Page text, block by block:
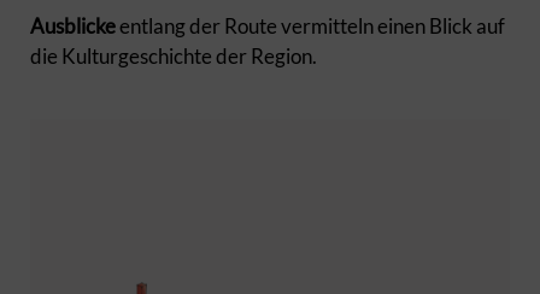
Ausblickeentlang der Route vermitteln einen Blick auf
die Kulturgeschichte der Region.